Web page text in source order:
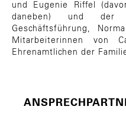
und Eugenie Riffel
daneben) und der
Geschäftsführung,
Mitarbeiterinnen von
Ehrenamtlichen der